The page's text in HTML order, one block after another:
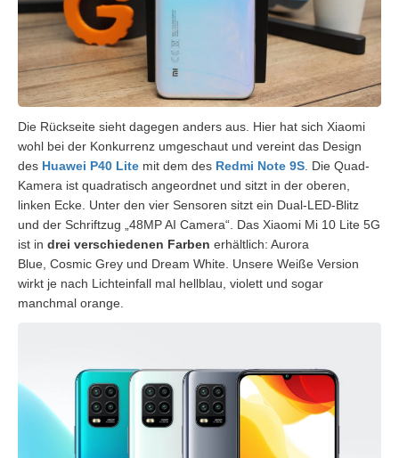
Die Rückseite sieht dagegen anders aus. Hier hat sich Xiaomi
wohl bei der Konkurrenz umgeschaut und vereint das Design
des Huawei P40 Lite mit dem des Redmi Note 9S . Die Quad-
Kamera ist quadratisch angeordnet und sitzt in der oberen,
linken Ecke. Unter den vier Sensoren sitzt ein Dual-LED-Blitz
und der Schriftzug „48MP AI Camera“. Das Xiaomi Mi 10 Lite 5G
ist in drei verschiedenen Farben erhältlich: Aurora
Blue, Cosmic Grey und Dream White. Unsere Weiße Version
wirkt je nach Lichteinfall mal hellblau, violett und sogar
manchmal orange.